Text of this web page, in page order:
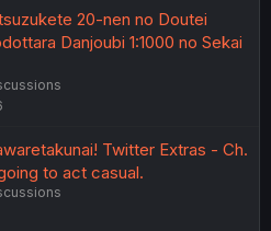
20-nen no Doutei
Danjoubi 1:1000 no Sekai
Twitter Extras - Ch.
to act casual.